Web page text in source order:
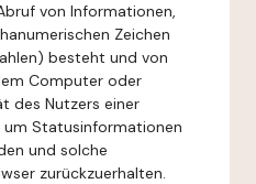
von Informationen,
Zeichen
besteht und von
Computer oder
des Nutzers einer
Statusinformationen
und solche
zurückzuerhalten.